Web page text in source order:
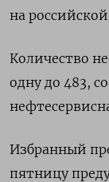
на
Количество
одну до 483,
Избранный
пятницу